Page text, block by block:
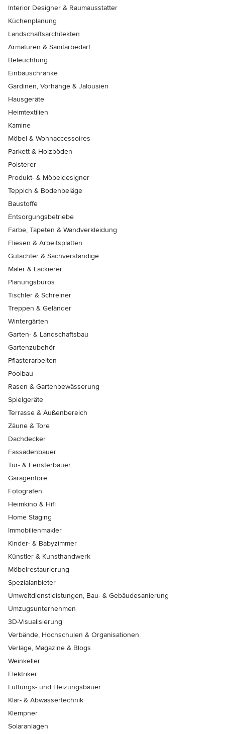
Interior Designer & Raumausstatter
Küchenplanung
Landschaftsarchitekten
Armaturen & Sanitärbedarf
Beleuchtung
Einbauschränke
Gardinen, Vorhänge & Jalousien
Hausgeräte
Heimtextilien
Kamine
Möbel & Wohnaccessoires
Parkett & Holzböden
Polsterer
Produkt- & Möbeldesigner
Teppich & Bodenbeläge
Baustoffe
Entsorgungsbetriebe
Farbe, Tapeten & Wandverkleidung
Fliesen & Arbeitsplatten
Gutachter & Sachverständige
Maler & Lackierer
Planungsbüros
Tischler & Schreiner
Treppen & Geländer
Wintergärten
Garten- & Landschaftsbau
Gartenzubehör
Pflasterarbeiten
Poolbau
Rasen & Gartenbewässerung
Spielgeräte
Terrasse & Außenbereich
Zäune & Tore
Dachdecker
Fassadenbauer
Tür- & Fensterbauer
Garagentore
Fotografen
Heimkino & Hifi
Home Staging
Immobilienmakler
Kinder- & Babyzimmer
Künstler & Kunsthandwerk
Möbelrestaurierung
Spezialanbieter
Umweltdienstleistungen, Bau- & Gebäudesanierung
Umzugsunternehmen
3D-Visualisierung
Verbände, Hochschulen & Organisationen
Verlage, Magazine & Blogs
Weinkeller
Elektriker
Lüftungs- und Heizungsbauer
Klär- & Abwassertechnik
Klempner
Solaranlagen